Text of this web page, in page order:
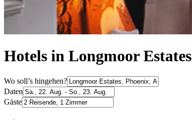
Hotels in Longmoor Estates
Wo soll’s hingehen?
Daten
Gäste